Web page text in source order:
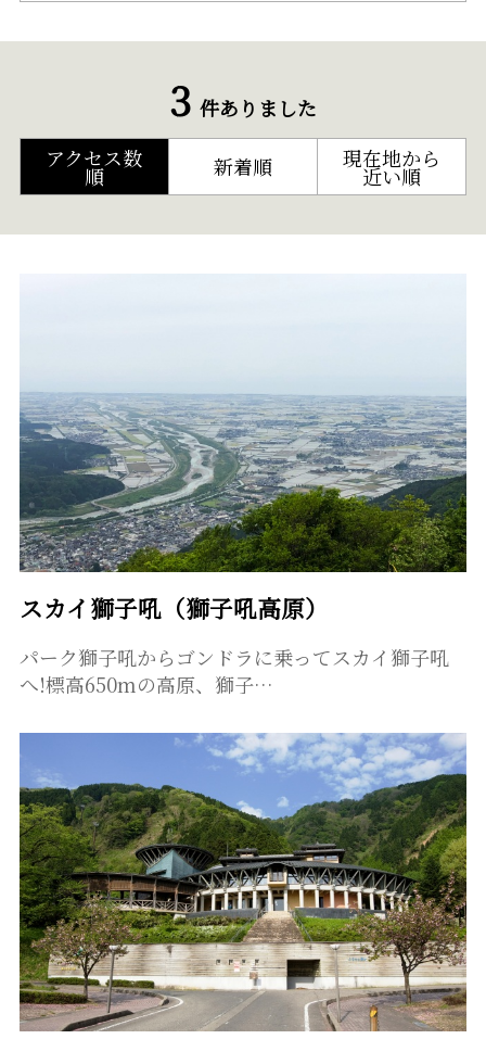
3 件ありました
アクセス数
順 新着順 現在地から
近い順
スカイ獅子吼（獅子吼高原）
パーク獅子吼からゴンドラに乗ってスカイ獅子吼
へ!標高650mの高原、獅子…